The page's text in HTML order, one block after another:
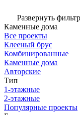
Развернуть
Каменные дома
Все проекты
Клееный брус
Комбинированные
Каменные дома
Авторские
Тип
1-этажные
2-этажные
Популярные проекты